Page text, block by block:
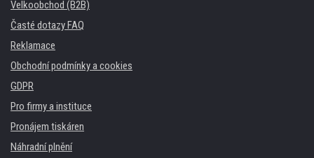
Velkoobchod (B2B)
Časté dotazy FAQ
Reklamace
Obchodní podmínky a cookies
GDPR
Pro firmy a instituce
Pronájem tiskáren
Náhradní plnění